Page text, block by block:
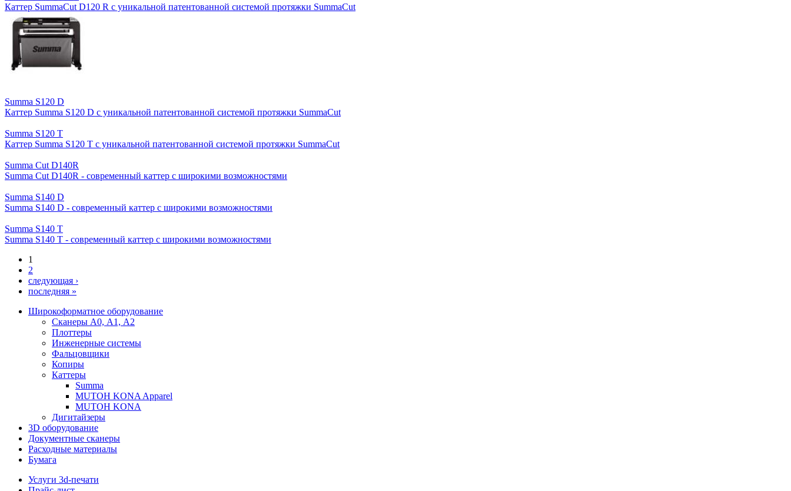
Каттер SummaCut D120 R с уникальной патентованной системой протяжки SummaCut
Summa S120 D
Каттер Summa S120 D c уникальной патентованной системой протяжки SummaCut
Summa S120 T
Каттер Summa S120 T c уникальной патентованной системой протяжки SummaCut
Summa Cut D140R
Summa Cut D140R - современный каттер с широкими возможностями
Summa S140 D
Summa S140 D - современный каттер с широкими возможностями
Summa S140 T
Summa S140 T - современный каттер с широкими возможностями
1
2
следующая ›
последняя »
Широкоформатное оборудование
Сканеры А0, А1, А2
Плоттеры
Инженерные системы
Фальцовщики
Копиры
Каттеры
Summa
MUTOH KONA Apparel
MUTOH KONA
Дигитайзеры
3D оборудование
Документные сканеры
Расходные материалы
Бумага
Услуги 3d-печати